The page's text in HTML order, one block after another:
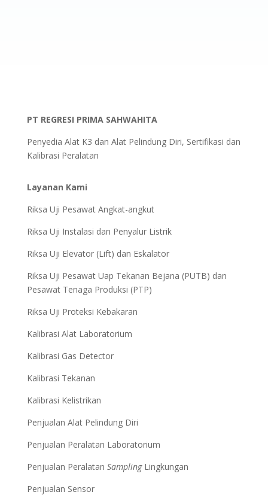
PT REGRESI PRIMA SAHWAHITA
Penyedia Alat K3 dan Alat Pelindung Diri, Sertifikasi dan
Kalibrasi Peralatan
Layanan Kami
Riksa Uji Pesawat Angkat-angkut
Riksa Uji Instalasi dan Penyalur Listrik
Riksa Uji Elevator (Lift) dan Eskalator
Riksa Uji Pesawat Uap Tekanan Bejana (PUTB) dan
Pesawat Tenaga Produksi (PTP)
Riksa Uji Proteksi Kebakaran
Kalibrasi Alat Laboratorium
Kalibrasi Gas Detector
Kalibrasi Tekanan
Kalibrasi Kelistrikan
Penjualan Alat Pelindung Diri
Penjualan Peralatan Laboratorium
Penjualan Peralatan SamplingLingkungan
Penjualan Sensor